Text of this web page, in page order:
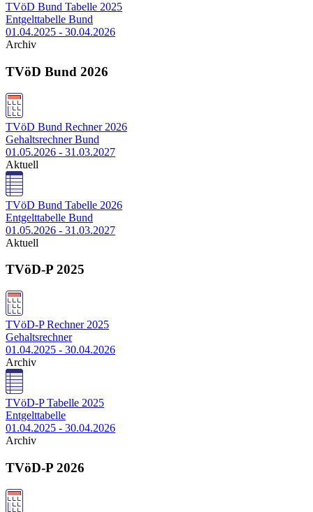
TVöD Bund Tabelle 2025
Entgelttabelle Bund
01.04.2025 - 30.04.2026
Archiv
TVöD Bund 2026
TVöD Bund Rechner 2026
Gehaltsrechner Bund
01.05.2026 - 31.03.2027
Aktuell
TVöD Bund Tabelle 2026
Entgelttabelle Bund
01.05.2026 - 31.03.2027
Aktuell
TVöD-P 2025
TVöD-P Rechner 2025
Gehaltsrechner
01.04.2025 - 30.04.2026
Archiv
TVöD-P Tabelle 2025
Entgelttabelle
01.04.2025 - 30.04.2026
Archiv
TVöD-P 2026